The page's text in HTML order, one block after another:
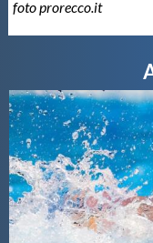
foto prorecco.it